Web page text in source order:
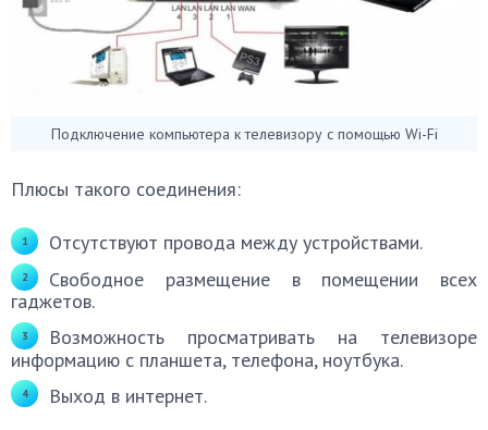
Подключение компьютера к телевизору с помощью Wi-Fi
Плюсы такого соединения:
Отсутствуют провода между устройствами.
Свободное размещение в помещении всех
гаджетов.
Возможность просматривать на телевизоре
информацию с планшета, телефона, ноутбука.
Выход в интернет.